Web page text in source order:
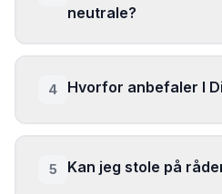
neutrale?
4 Hvorfor anbefaler I
5 Kan jeg stole på